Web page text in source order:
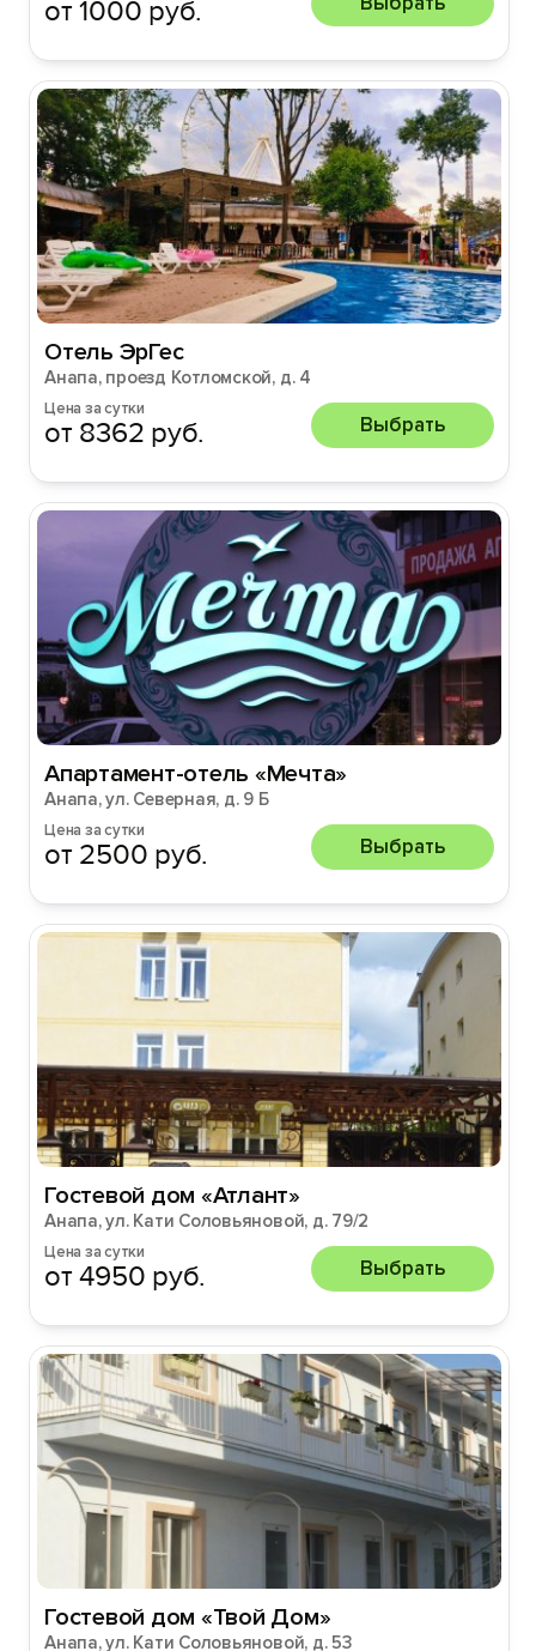
от 1000 руб.
Отель ЭрГес
Анапа, проезд Котломской, д. 4
Цена за сутки
от 8362 руб. Выбрать
Апартамент-отель «Мечта»
Анапа, ул. Северная, д. 9 Б
Цена за сутки
от 2500 руб. Выбрать
Гостевой дом «Атлант»
Анапа, ул. Кати Соловьяновой, д. 79/2
Цена за сутки
от 4950 руб. Выбрать
Гостевой дом «Твой Дом»
Анапа, ул. Кати Соловьяновой, д. 53